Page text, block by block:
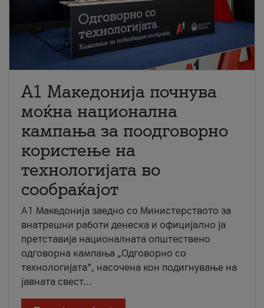
A1 Македонија почнува
моќна национална
кампања за поодговорно
користење на
технологијата во
сообраќајот
A1 Македонија заедно со Министерството за
внатрешни работи денеска и официјално ја
претставија националната општествено
одговорна кампања „Одговорно со
технологијата“, насочена кон подигнување на
јавната свест...